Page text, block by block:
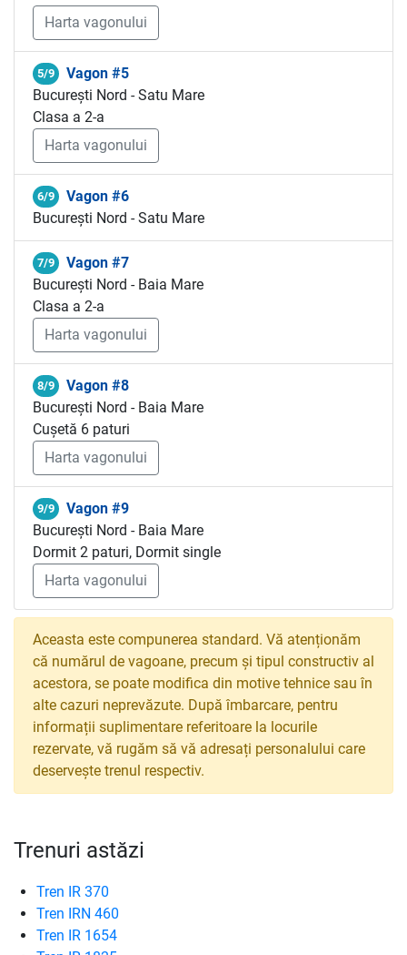
Harta vagonului
5/9
Vagon #5
București Nord - Satu Mare
Clasa a 2-a
Harta vagonului
6/9
Vagon #6
București Nord - Satu Mare
7/9
Vagon #7
București Nord - Baia Mare
Clasa a 2-a
Harta vagonului
8/9
Vagon #8
București Nord - Baia Mare
Cușetă 6 paturi
Harta vagonului
9/9
Vagon #9
București Nord - Baia Mare
Dormit 2 paturi, Dormit single
Harta vagonului
Aceasta este compunerea standard. Vă atenționăm
că numărul de vagoane, precum și tipul constructiv al
acestora, se poate modifica din motive tehnice sau în
alte cazuri neprevăzute. După îmbarcare, pentru
informații suplimentare referitoare la locurile
rezervate, vă rugăm să vă adresați personalului care
deservește trenul respectiv.
Trenuri astăzi
Tren IR 370
Tren IRN 460
Tren IR 1654